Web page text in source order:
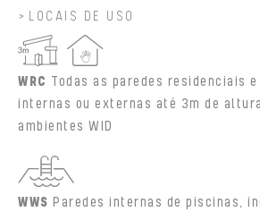
LOCAIS DE USO
WRC Todas as paredes residenciais
internas ou externas até 3m de
ambientes WID
WWS Paredes internas de piscinas,